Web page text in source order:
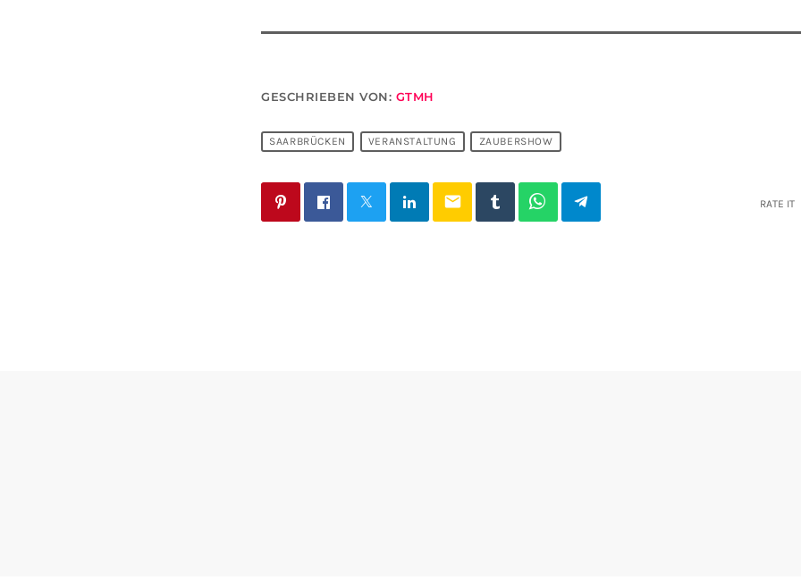
GESCHRIEBEN VON: GTMH
SAARBRÜCKEN VERANSTALTUNG ZAUBERSHOW
email RATE IT